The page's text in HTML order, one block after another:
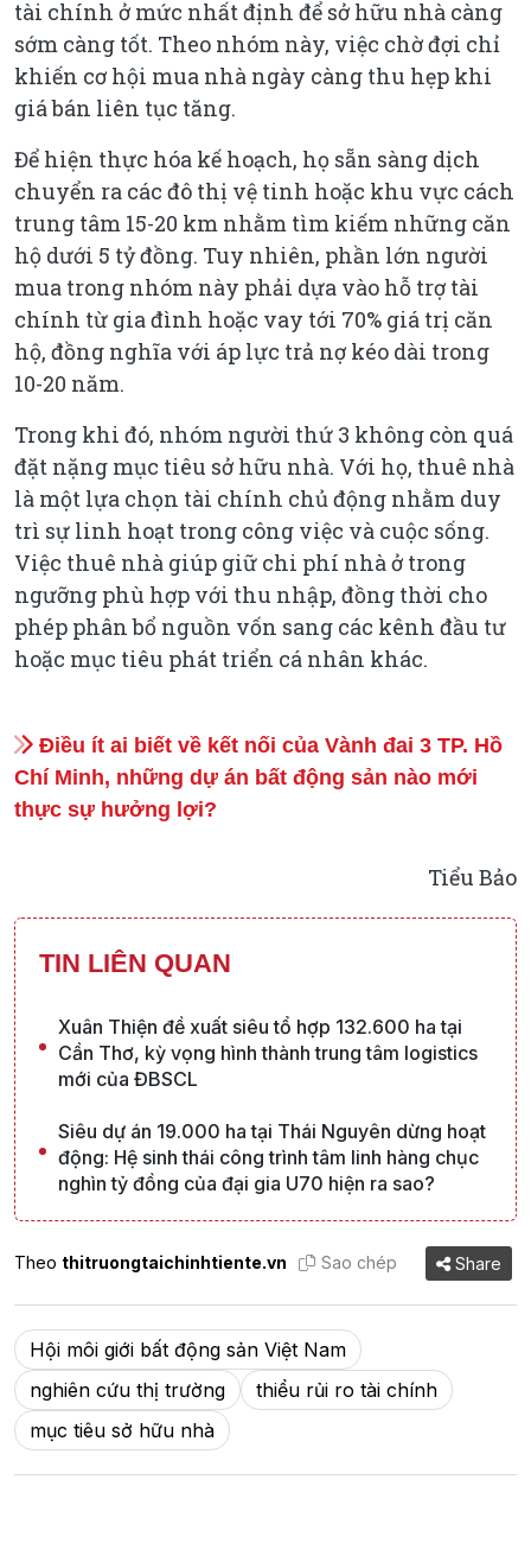
tài chính ở mức nhất định để sở hữu nhà càng
sớm càng tốt. Theo nhóm này, việc chờ đợi chỉ
khiến cơ hội mua nhà ngày càng thu hẹp khi
giá bán liên tục tăng.
Để hiện thực hóa kế hoạch, họ sẵn sàng dịch
chuyển ra các đô thị vệ tinh hoặc khu vực cách
trung tâm 15-20 km nhằm tìm kiếm những căn
hộ dưới 5 tỷ đồng. Tuy nhiên, phần lớn người
mua trong nhóm này phải dựa vào hỗ trợ tài
chính từ gia đình hoặc vay tới 70% giá trị căn
hộ, đồng nghĩa với áp lực trả nợ kéo dài trong
10-20 năm.
Trong khi đó, nhóm người thứ 3 không còn quá
đặt nặng mục tiêu sở hữu nhà. Với họ, thuê nhà
là một lựa chọn tài chính chủ động nhằm duy
trì sự linh hoạt trong công việc và cuộc sống.
Việc thuê nhà giúp giữ chi phí nhà ở trong
ngưỡng phù hợp với thu nhập, đồng thời cho
phép phân bổ nguồn vốn sang các kênh đầu tư
hoặc mục tiêu phát triển cá nhân khác.
Điều ít ai biết về kết nối của Vành đai 3 TP. Hồ
Chí Minh, những dự án bất động sản nào mới
thực sự hưởng lợi?
Tiểu Bảo
TIN LIÊN QUAN
Xuân Thiện đề xuất siêu tổ hợp 132.600 ha tại
Cần Thơ, kỳ vọng hình thành trung tâm logistics
mới của ĐBSCL
Siêu dự án 19.000 ha tại Thái Nguyên dừng hoạt
động: Hệ sinh thái công trình tâm linh hàng chục
nghìn tỷ đồng của đại gia U70 hiện ra sao?
Theo thitruongtaichinhtiente.vn Sao chép Share
Hội môi giới bất động sản Việt Nam
nghiên cứu thị trường
thiểu rủi ro tài chính
mục tiêu sở hữu nhà